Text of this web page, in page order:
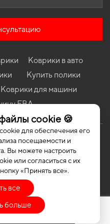
cookie 🍪
для обеспечения его
посещаемости и
Вы можете настроить
или согласиться с их
«Принять все».
все
больше
IV поколение EU
- 2013 II поколение EU
2020-… I поколение EU
- 2005 I поколение EU
2021-… I поколение USA
Коврики в авто
Купить полики
Коврики для машини
ЕВА
Публичная оферта
RESERVED